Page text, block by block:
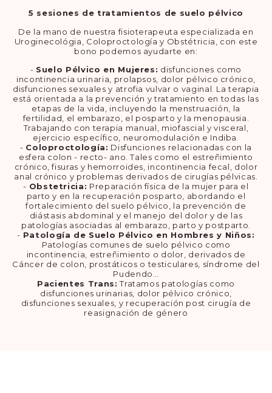
5 sesiones de tratamientos de suelo pélvico
De la mano de nuestra fisioterapeuta especializada en
Uroginecológia, Coloproctología y Obstétricia, con este
bono podemos ayudarte en:
- Suelo Pélvico en Mujeres: disfunciones como
incontinencia urinaria, prolapsos, dolor pélvico crónico,
disfunciones sexuales y atrofia vulvar o vaginal. La terapia
está orientada a la prevención y tratamiento en todas las
etapas de la vida, incluyendo la menstruación, la
fertilidad, el embarazo, el posparto y la menopausia.
Trabajando con terapia manual, miofascial y visceral,
ejercicio específico, neuromodulación e Indiba.
- Coloproctología: Disfunciones relacionadas con la
esfera colon - recto- ano. Tales como el estreñimiento
crónico, fisuras y hemorroides, incontinencia fecal, dolor
anal crónico y problemas derivados de cirugías pélvicas.
- Obstetricia: Preparación física de la mujer para el
parto y en la recuperación posparto, abordando el
fortalecimiento del suelo pélvico, la prevención de
diástasis abdominal y el manejo del dolor y de las
patologías asociadas al embarazo, parto y postparto.
- Patología de Suelo Pélvico en Hombres y Niños:
Patologías comunes de suelo pélvico como
incontinencia, estreñimiento o dolor, derivados de
Cáncer de colon, prostáticos o testiculares, síndrome del
Pudendo…
Pacientes Trans: Tratamos patologías como
disfunciones urinarias, dolor pélvico crónico,
disfunciones sexuales, y recuperación post cirugía de
reasignación de género